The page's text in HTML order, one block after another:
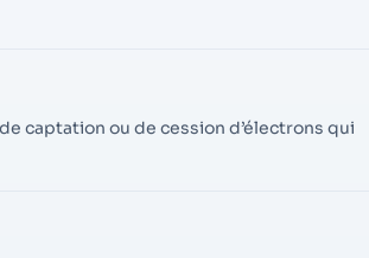
captation ou de cession d’électrons qui